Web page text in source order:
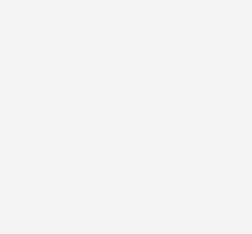
8,8 % verteuert. Gegenüber Februar 2023
um